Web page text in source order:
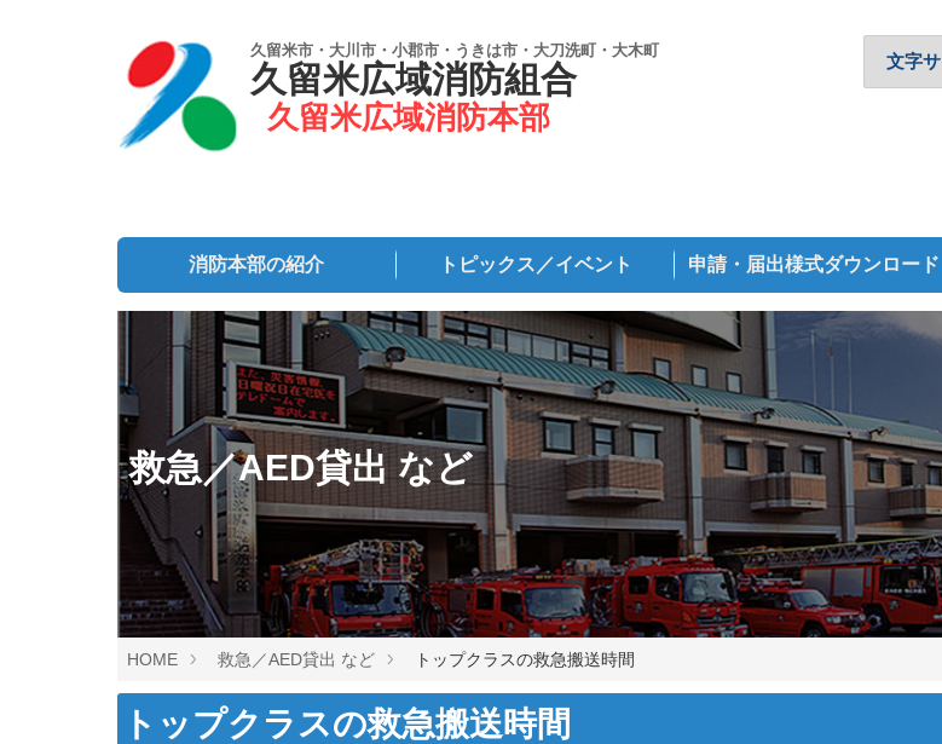
久留米市・大川市・小郡市・うきは市・大刀洗町・大木町
久留米広域消防組合
久留米広域消防本部
文字
消防本部の紹介 トピックス／イベント 申請・届出様式ダウンロード
救急／AED貸出 など
HOME 救急／AED貸出 など トップクラスの救急搬送時間
トップクラスの救急搬送時間